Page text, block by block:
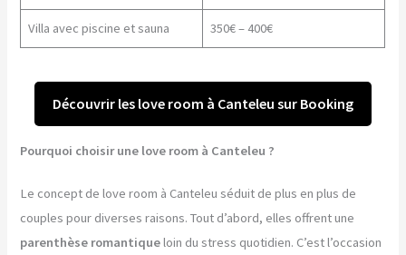
Villa avec piscine et sauna 350€ – 400€
Découvrir les love room à Canteleu sur Booking
Pourquoi choisir une love room à Canteleu ?
Le concept de love room à Canteleu séduit de plus en plus de
couples pour diverses raisons. Tout d’abord, elles offrent une
parenthèse romantiqueloin du stress quotidien. C’est l’occasion